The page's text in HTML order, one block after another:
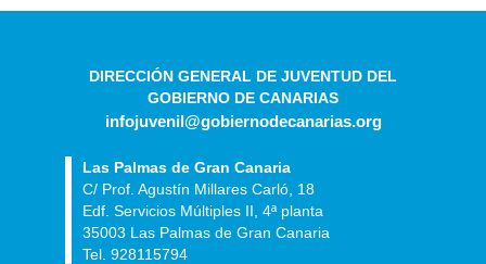
DIRECCIÓN GENERAL DE JUVENTUD DEL
GOBIERNO DE CANARIAS
infojuvenil@gobiernodecanarias.org
Las Palmas de Gran Canaria
C/ Prof. Agustín Millares Carló, 18
Edf. Servicios Múltiples II, 4ª planta
35003 Las Palmas de Gran Canaria
Tel. 928115794